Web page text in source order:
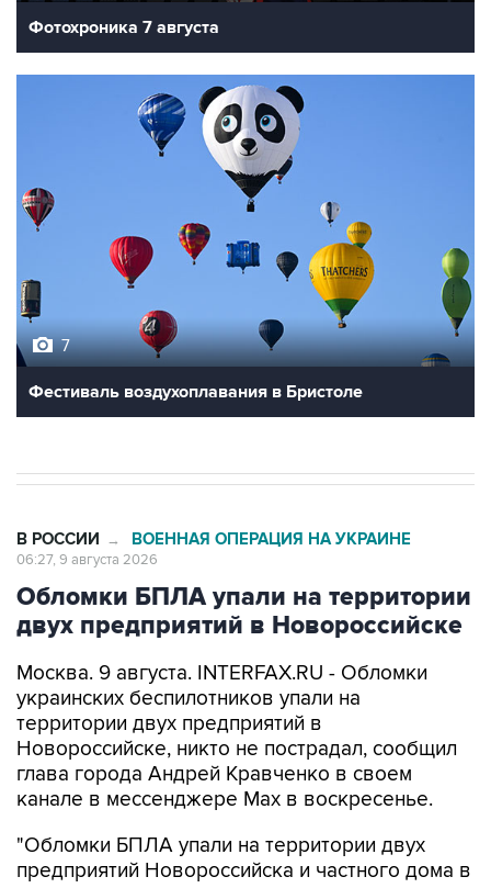
Фотохроника 7 августа
7
Фестиваль воздухоплавания в Бристоле
В РОССИИ → ВОЕННАЯ ОПЕРАЦИЯ НА УКРАИНЕ
06:27, 9 августа 2026
Обломки БПЛА упали на территории
двух предприятий в Новороссийске
Москва. 9 августа. INTERFAX.RU - Обломки
украинских беспилотников упали на
территории двух предприятий в
Новороссийске, никто не пострадал, сообщил
глава города Андрей Кравченко в своем
канале в мессенджере Max в воскресенье.
"Обломки БПЛА упали на территории двух
предприятий Новороссийска и частного дома в